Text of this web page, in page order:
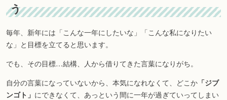
う
毎年、新年には「こんな一年にしたいな」「こんな私になりたい
な」と目標を立てると思います。
でも、その目標…結構、人から借りてきた言葉になりがち。
自分の言葉になっていないから、本気になれなくて、どこか 「ジブ
ンゴト」 にできなくて、あっという間に一年が過ぎていってしまい